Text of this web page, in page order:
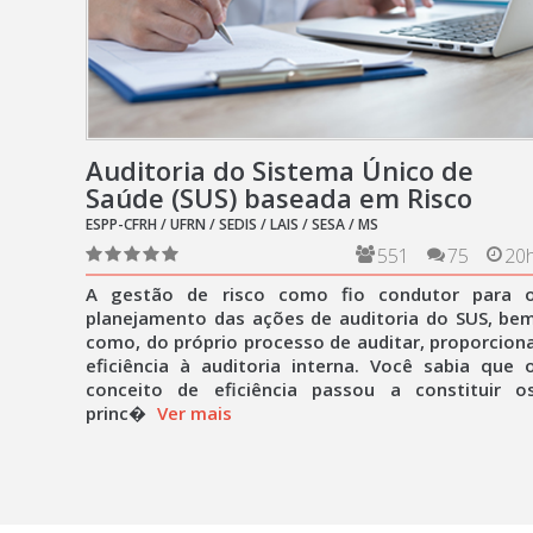
Auditoria do Sistema Único de
Saúde (SUS) baseada em Risco
ESPP-CFRH / UFRN / SEDIS / LAIS / SESA / MS
75
551
A gestão de risco como fio condutor para
planejamento das ações de auditoria do SUS,
como, do próprio processo de auditar,
eficiência à auditoria interna. Você sabia que
conceito de eficiência passou a constituir
princ� Ver mais